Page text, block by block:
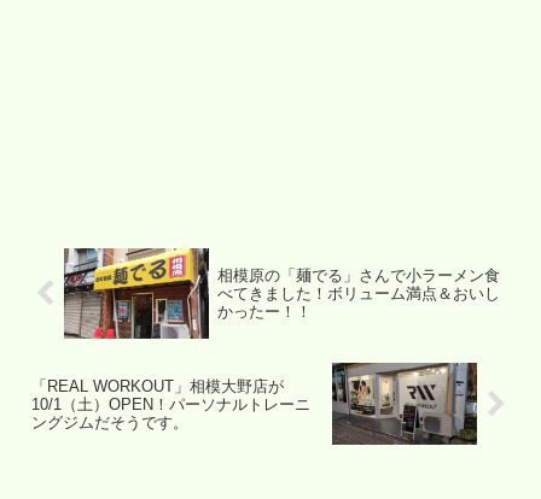
相模原の「麺でる」さんで小ラーメン食
べてきました！ボリューム満点＆おいし
かったー！！
「REAL WORKOUT」相模大野店が
10/1（土）OPEN！パーソナルトレーニ
ングジムだそうです。